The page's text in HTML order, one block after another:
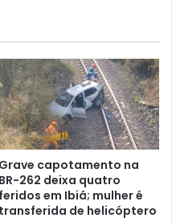
Grave capotamento na
BR-262 deixa quatro
feridos em Ibiá; mulher é
transferida de helicóptero